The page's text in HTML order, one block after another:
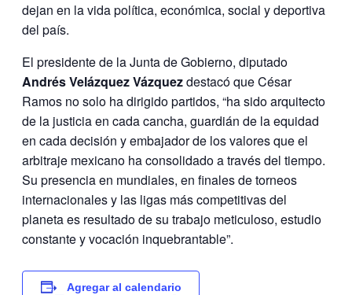
dejan en la vida política, económica, social y deportiva
del país.
El presidente de la Junta de Gobierno, diputado
Andrés Velázquez Vázquezdestacó que César
Ramos no solo ha dirigido partidos, “ha sido arquitecto
de la justicia en cada cancha, guardián de la equidad
en cada decisión y embajador de los valores que el
arbitraje mexicano ha consolidado a través del tiempo.
Su presencia en mundiales, en finales de torneos
internacionales y las ligas más competitivas del
planeta es resultado de su trabajo meticuloso, estudio
constante y vocación inquebrantable”.
Agregar al calendario